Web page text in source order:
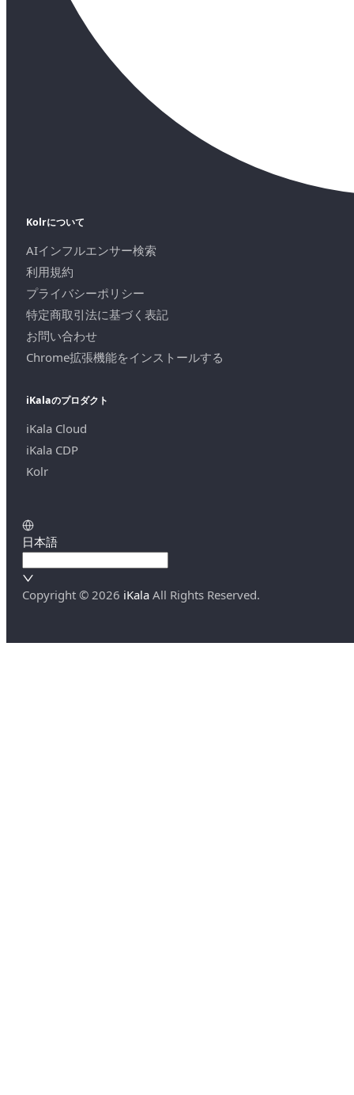
Kolrについて
AIインフルエンサー検索
利用規約
プライバシーポリシー
特定商取引法に基づく表記
お問い合わせ
Chrome拡張機能をインストールする
iKalaのプロダクト
iKala Cloud
iKala CDP
Kolr
日本語
Copyright © 2026 iKala All Rights Reserved.